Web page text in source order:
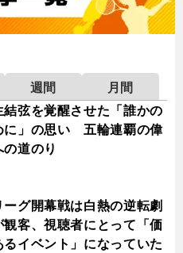
週間
月間
結弦を覚醒させた「誰かの
に」の思い 五輪連覇の偉
の道のり
ーグ開幕戦は白熱の逆転劇
観客、視聴者にとって「価
るイベント」になっていた